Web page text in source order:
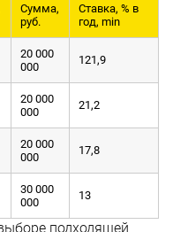
Сумма,
руб.
Ставка, % в
год, min
20 000
000
121,9
20 000
000
21,2
20 000
000
17,8
30 000
000
13
подходящей